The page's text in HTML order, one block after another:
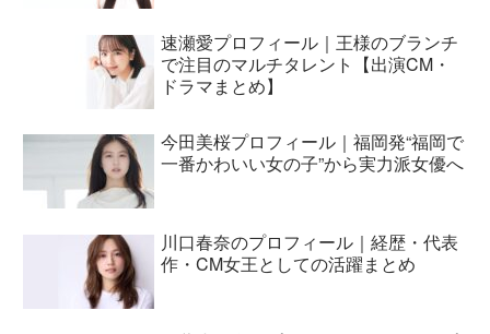
速瀬愛プロフィール｜王様のブランチ
で注目のマルチタレント【出演CM・
ドラマまとめ】
今田美桜プロフィール｜福岡発“福岡で
一番かわいい女の子”から実力派女優へ
川口春奈のプロフィール｜経歴・代表
作・CM女王としての活躍まとめ